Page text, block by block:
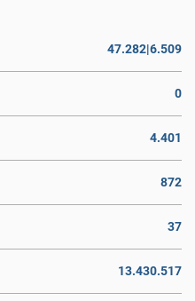
47.282|6.509
0
4.401
872
37
13.430.517